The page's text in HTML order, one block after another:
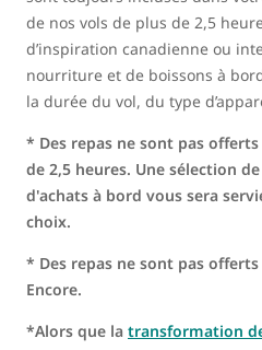
de nos vols de plus de 2,5
d’inspiration canadienne ou
nourriture et de boissons à
la durée du vol, du type
* Des repas ne sont pas
de 2,5 heures. Une sélection
d'achats à bord vous sera
choix.
* Des repas ne sont pas
Encore.
*Alors que la transformation